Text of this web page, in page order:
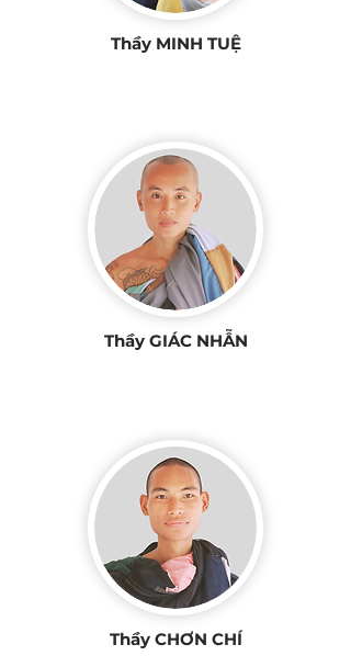
Thầy MINH TUỆ
Thầy GIÁC NHẪN
Thầy CHƠN CHÍ